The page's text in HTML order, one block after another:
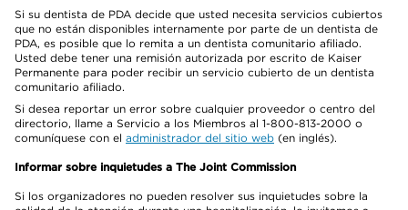
Si su dentista de PDA decide que usted necesita servicios cubiertos
que no están disponibles internamente por parte de un dentista de
PDA, es posible que lo remita a un dentista comunitario afiliado.
Usted debe tener una remisión autorizada por escrito de Kaiser
Permanente para poder recibir un servicio cubierto de un dentista
comunitario afiliado.
Si desea reportar un error sobre cualquier proveedor o centro del
directorio, llame a Servicio a los Miembros al 1-800-813-2000 o
comuníquese con el administrador del sitio web (en inglés).
Informar sobre inquietudes a The Joint Commission
Si los organizadores no pueden resolver sus inquietudes sobre la